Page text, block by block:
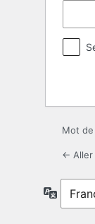
Mot
← Aller
Langue